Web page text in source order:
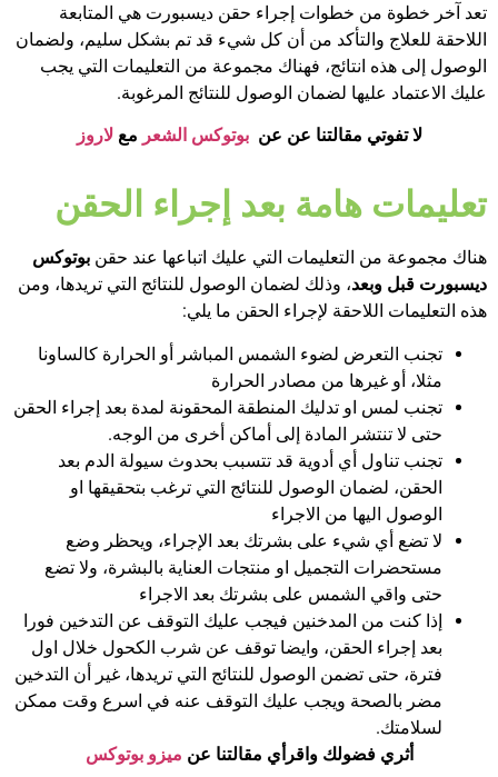
تعد آخر خطوة من خطوات إجراء حقن ديسبورت هي المتابعة
اللاحقة للعلاج والتأكد من أن كل شيء قد تم بشكل سليم، ولضمان
الوصول إلى هذه انتائج، فهناك مجموعة من التعليمات التي يجب
عليك الاعتماد عليها لضمان الوصول للنتائج المرغوبة.
لا تفوتي مقالتنا عن عن بوتوكس الشعر معلاروز
تعليمات هامة بعد إجراء الحقن
هناك مجموعة من التعليمات التي عليك اتباعها عند حقن بوتوكس
ديسبورت قبل وبعد، وذلك لضمان الوصول للنتائج التي تريدها، ومن
هذه التعليمات اللاحقة لإجراء الحقن ما يلي:
تجنب التعرض لضوء الشمس المباشر أو الحرارة كالساونا
مثلا، أو غيرها من مصادر الحرارة
تجنب لمس او تدليك المنطقة المحقونة لمدة بعد إجراء الحقن
حتى لا تنتشر المادة إلى أماكن أخرى من الوجه.
تجنب تناول أي أدوية قد تتسبب بحدوث سيولة الدم بعد
الحقن، لضمان الوصول للنتائج التي ترغب بتحقيقها او
الوصول اليها من الاجراء
لا تضع أي شيء على بشرتك بعد الإجراء، ويحظر وضع
مستحضرات التجميل او منتجات العناية بالبشرة، ولا تضع
حتى واقي الشمس على بشرتك بعد الاجراء
إذا كنت من المدخنين فيجب عليك التوقف عن التدخين فورا
بعد إجراء الحقن، وايضا توقف عن شرب الكحول خلال اول
فترة، حتى تضمن الوصول للنتائج التي تريدها، غير أن التدخين
مضر بالصحة ويجب عليك التوقف عنه في اسرع وقت ممكن
لسلامتك.
أثري فضولك واقرأي مقالتنا عن ميزو بوتوكس